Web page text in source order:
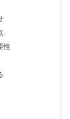
性